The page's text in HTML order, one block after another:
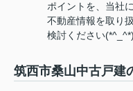
ポイントを、当社
不動産情報を取り
検討ください(*^_^*)
筑西市桑山中古戸建